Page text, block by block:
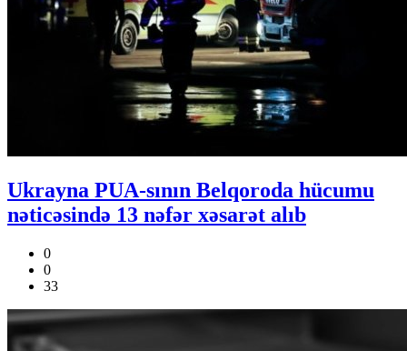
Ukrayna PUA-sının Belqoroda hücumu
nəticəsində 13 nəfər xəsarət alıb
0
0
33